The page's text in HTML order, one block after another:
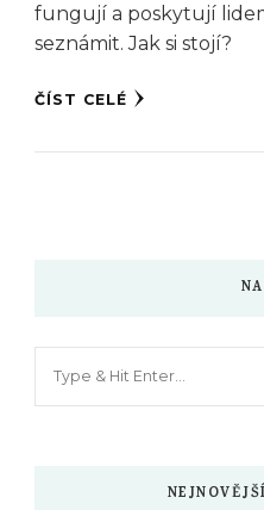
fungují a poskytují
seznámit. Jak si stojí?
ČÍST CELÉ